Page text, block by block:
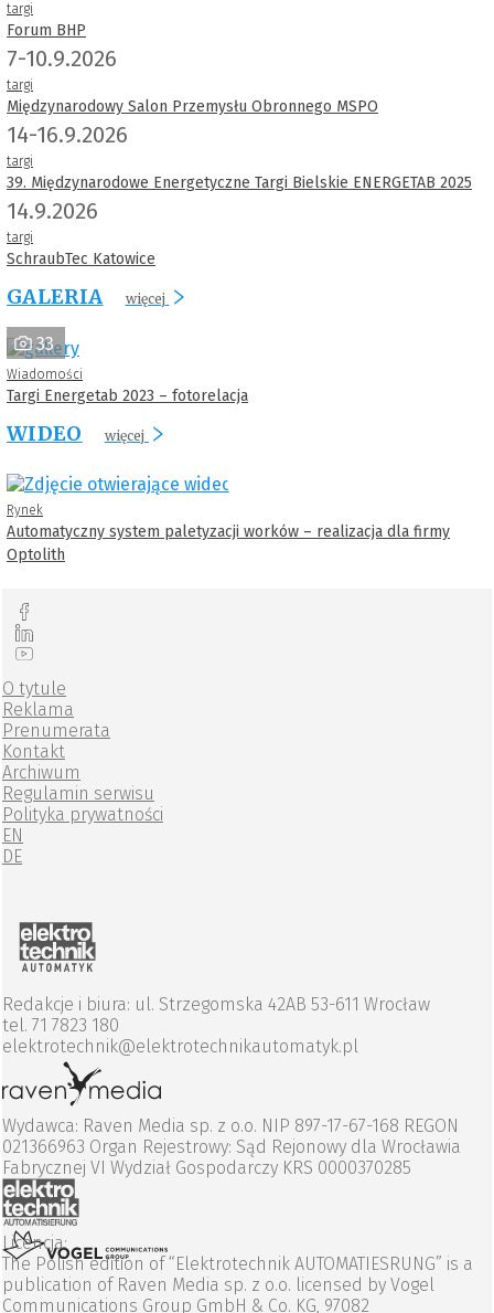
targi
Forum BHP
7-10.9.2026
targi
Międzynarodowy Salon Przemysłu Obronnego MSPO
14-16.9.2026
targi
39. Międzynarodowe Energetyczne Targi Bielskie ENERGETAB 2025
14.9.2026
targi
SchraubTec Katowice
GALERIA więcej
33
Wiadomości
Targi Energetab 2023 – fotorelacja
WIDEO więcej
Rynek
Automatyczny system paletyzacji worków – realizacja dla firmy
Optolith
O tytule
Reklama
Prenumerata
Kontakt
Archiwum
Regulamin serwisu
Polityka prywatności
EN
DE
Redakcje i biura: ul. Strzegomska 42AB 53-611 Wrocław
tel. 71 7823 180
elektrotechnik@elektrotechnikautomatyk.pl
Wydawca: Raven Media sp. z o.o. NIP 897-17-67-168 REGON
021366963 Organ Rejestrowy: Sąd Rejonowy dla Wrocławia
Fabrycznej VI Wydział Gospodarczy KRS 0000370285
Licencja:
The Polish edition of “Elektrotechnik AUTOMATIESRUNG” is a
publication of Raven Media sp. z o.o. licensed by Vogel
Communications Group GmbH & Co. KG, 97082